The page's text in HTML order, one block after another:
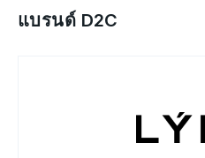
แบรนด์ D2C